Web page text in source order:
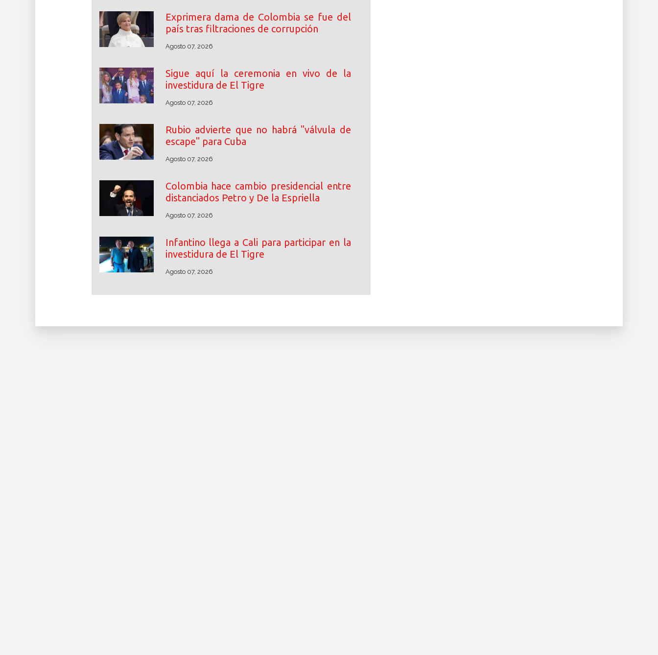
Exprimera dama de Colombia se fue del
país tras filtraciones de corrupción
Agosto 07, 2026
Sigue aquí la ceremonia en vivo de la
investidura de El Tigre
Agosto 07, 2026
Rubio advierte que no habrá "válvula de
escape" para Cuba
Agosto 07, 2026
Colombia hace cambio presidencial entre
distanciados Petro y De la Espriella
Agosto 07, 2026
Infantino llega a Cali para participar en la
investidura de El Tigre
Agosto 07, 2026